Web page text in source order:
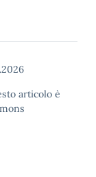
articolo è